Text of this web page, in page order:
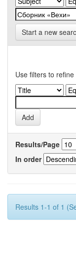
Start a new
Use filters to
Results/Page
In order
Results 1-1 of 1